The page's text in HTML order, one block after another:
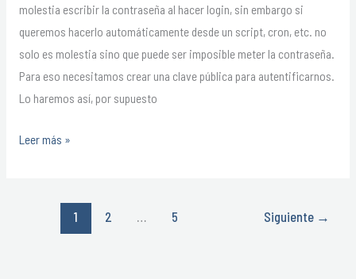
molestia escribir la contraseña al hacer login, sin embargo si
queremos hacerlo automáticamente desde un script, cron, etc. no
solo es molestia sino que puede ser imposible meter la contraseña.
Para eso necesitamos crear una clave pública para autentificarnos.
Lo haremos así, por supuesto
Leer más »
1 2 … 5 Siguiente →